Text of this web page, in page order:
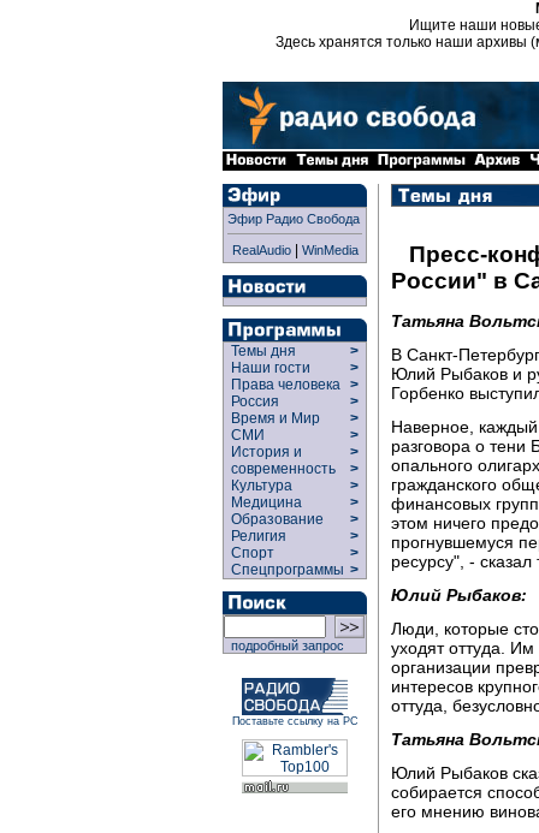
Ищите наши
Здесь хранятся только наши архивы
Эфир Радио Свобода
RealAudio| WinMedia
Темы дня
>
Наши гости
>
Права человека >
Россия
>
Время и Мир
>
СМИ
>
История и
современность
>
>
Культура
>
Медицина
>
Образование
>
Религия
>
Спорт
>
Спецпрограммы >
подробный запрос
Поставьте ссылку на РС
Пресс-
России" в
Татьяна
В Санкт-
Юлий Рыбаков и
Горбенко
Наверное, каждый
разговора о тени
опального
гражданского
финансовых
этом ничего
прогнувшемуся
ресурсу", -
Юлий Рыбаков:
Люди, которые
уходят оттуда.
организации
интересов
оттуда,
Татьяна
Юлий Рыбаков
собирается
его мнению